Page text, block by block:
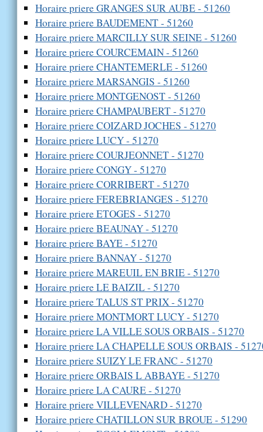
Horaire priere GRANGES SUR AUBE - 51260
Horaire priere BAUDEMENT - 51260
Horaire priere MARCILLY SUR SEINE - 51260
Horaire priere COURCEMAIN - 51260
Horaire priere CHANTEMERLE - 51260
Horaire priere MARSANGIS - 51260
Horaire priere MONTGENOST - 51260
Horaire priere CHAMPAUBERT - 51270
Horaire priere COIZARD JOCHES - 51270
Horaire priere LUCY - 51270
Horaire priere COURJEONNET - 51270
Horaire priere CONGY - 51270
Horaire priere CORRIBERT - 51270
Horaire priere FEREBRIANGES - 51270
Horaire priere ETOGES - 51270
Horaire priere BEAUNAY - 51270
Horaire priere BAYE - 51270
Horaire priere BANNAY - 51270
Horaire priere MAREUIL EN BRIE - 51270
Horaire priere LE BAIZIL - 51270
Horaire priere TALUS ST PRIX - 51270
Horaire priere MONTMORT LUCY - 51270
Horaire priere LA VILLE SOUS ORBAIS - 51270
Horaire priere LA CHAPELLE SOUS ORBAIS -
Horaire priere SUIZY LE FRANC - 51270
Horaire priere ORBAIS L ABBAYE - 51270
Horaire priere LA CAURE - 51270
Horaire priere VILLEVENARD - 51270
Horaire priere CHATILLON SUR BROUE - 51290